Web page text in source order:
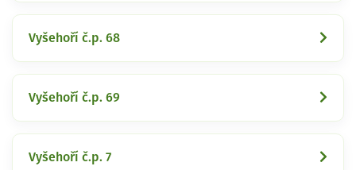
Vyšehoří č.p. 68
Vyšehoří č.p. 69
Vyšehoří č.p. 7